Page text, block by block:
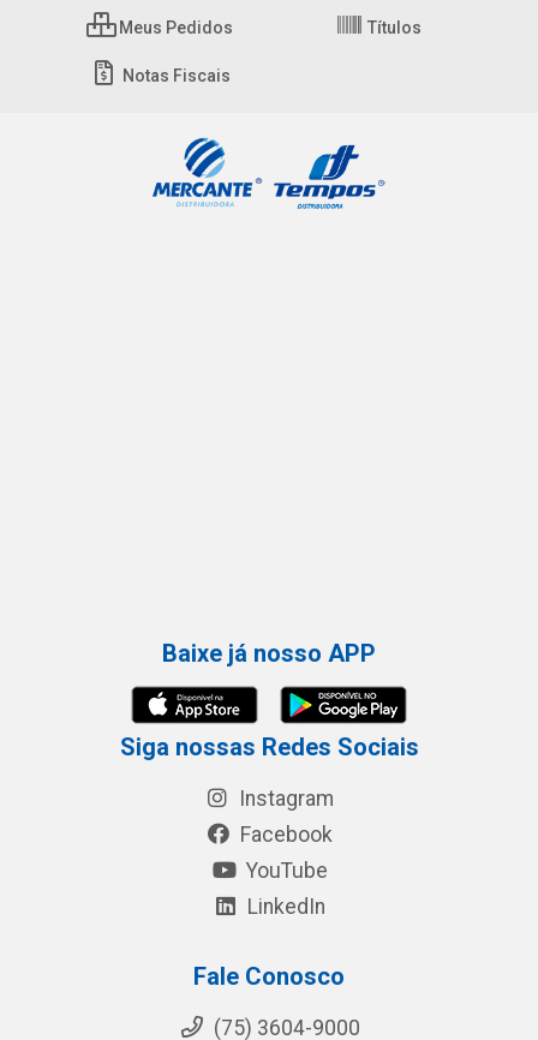
Meus Pedidos Títulos
Notas Fiscais
Baixe já nosso APP
Siga nossas Redes Sociais
Instagram
Facebook
YouTube
LinkedIn
Fale Conosco
(75) 3604-9000